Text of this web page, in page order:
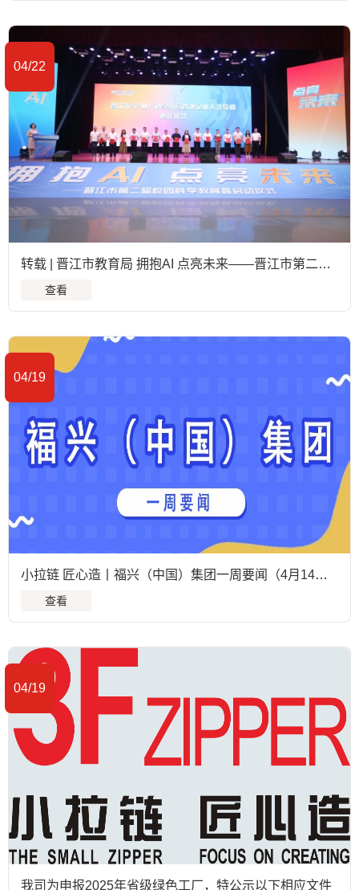
04/22
转载 | 晋江市教育局 拥抱AI 点亮未来——晋江市第二届校园科学教育荟开幕
查看
04/19
小拉链 匠心造丨福兴（中国）集团一周要闻（4月14日至4月19日）
查看
04/19
我司为申报2025年省级绿色工厂，特公示以下相应文件